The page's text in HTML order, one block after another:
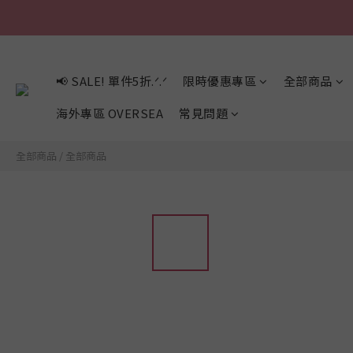
📢 SALE! 單件5折.ᐟ.ᐟ 限時優惠專區
全部商品
海外專區 OVERSEA
常見問題
全部商品 / 全部商品